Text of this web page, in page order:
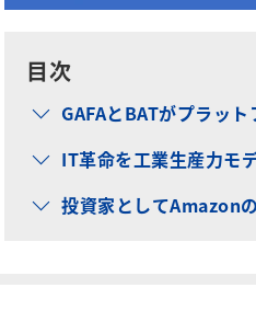
目次
GAFAとBATがプラッ
IT革命を工業生産力モ
投資家としてAmazon